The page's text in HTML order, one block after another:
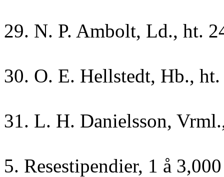
29. N. P. Ambolt, Ld., ht.
30. O. E. Hellstedt, Hb.,
31. L. H. Danielsson,
5. Resestipendier, 1 å